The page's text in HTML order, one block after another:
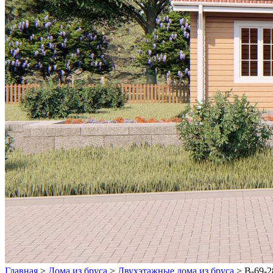
Главная > Дома из бруса > Двухэтажные дома из бруса > В-69-